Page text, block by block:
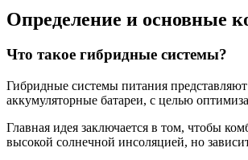
Определение и основные
Что такое гибридные системы?
Гибридные системы питания
аккумуляторные батареи, с целью
Главная идея заключается в том, чтобы
высокой солнечной инсоляцией, но